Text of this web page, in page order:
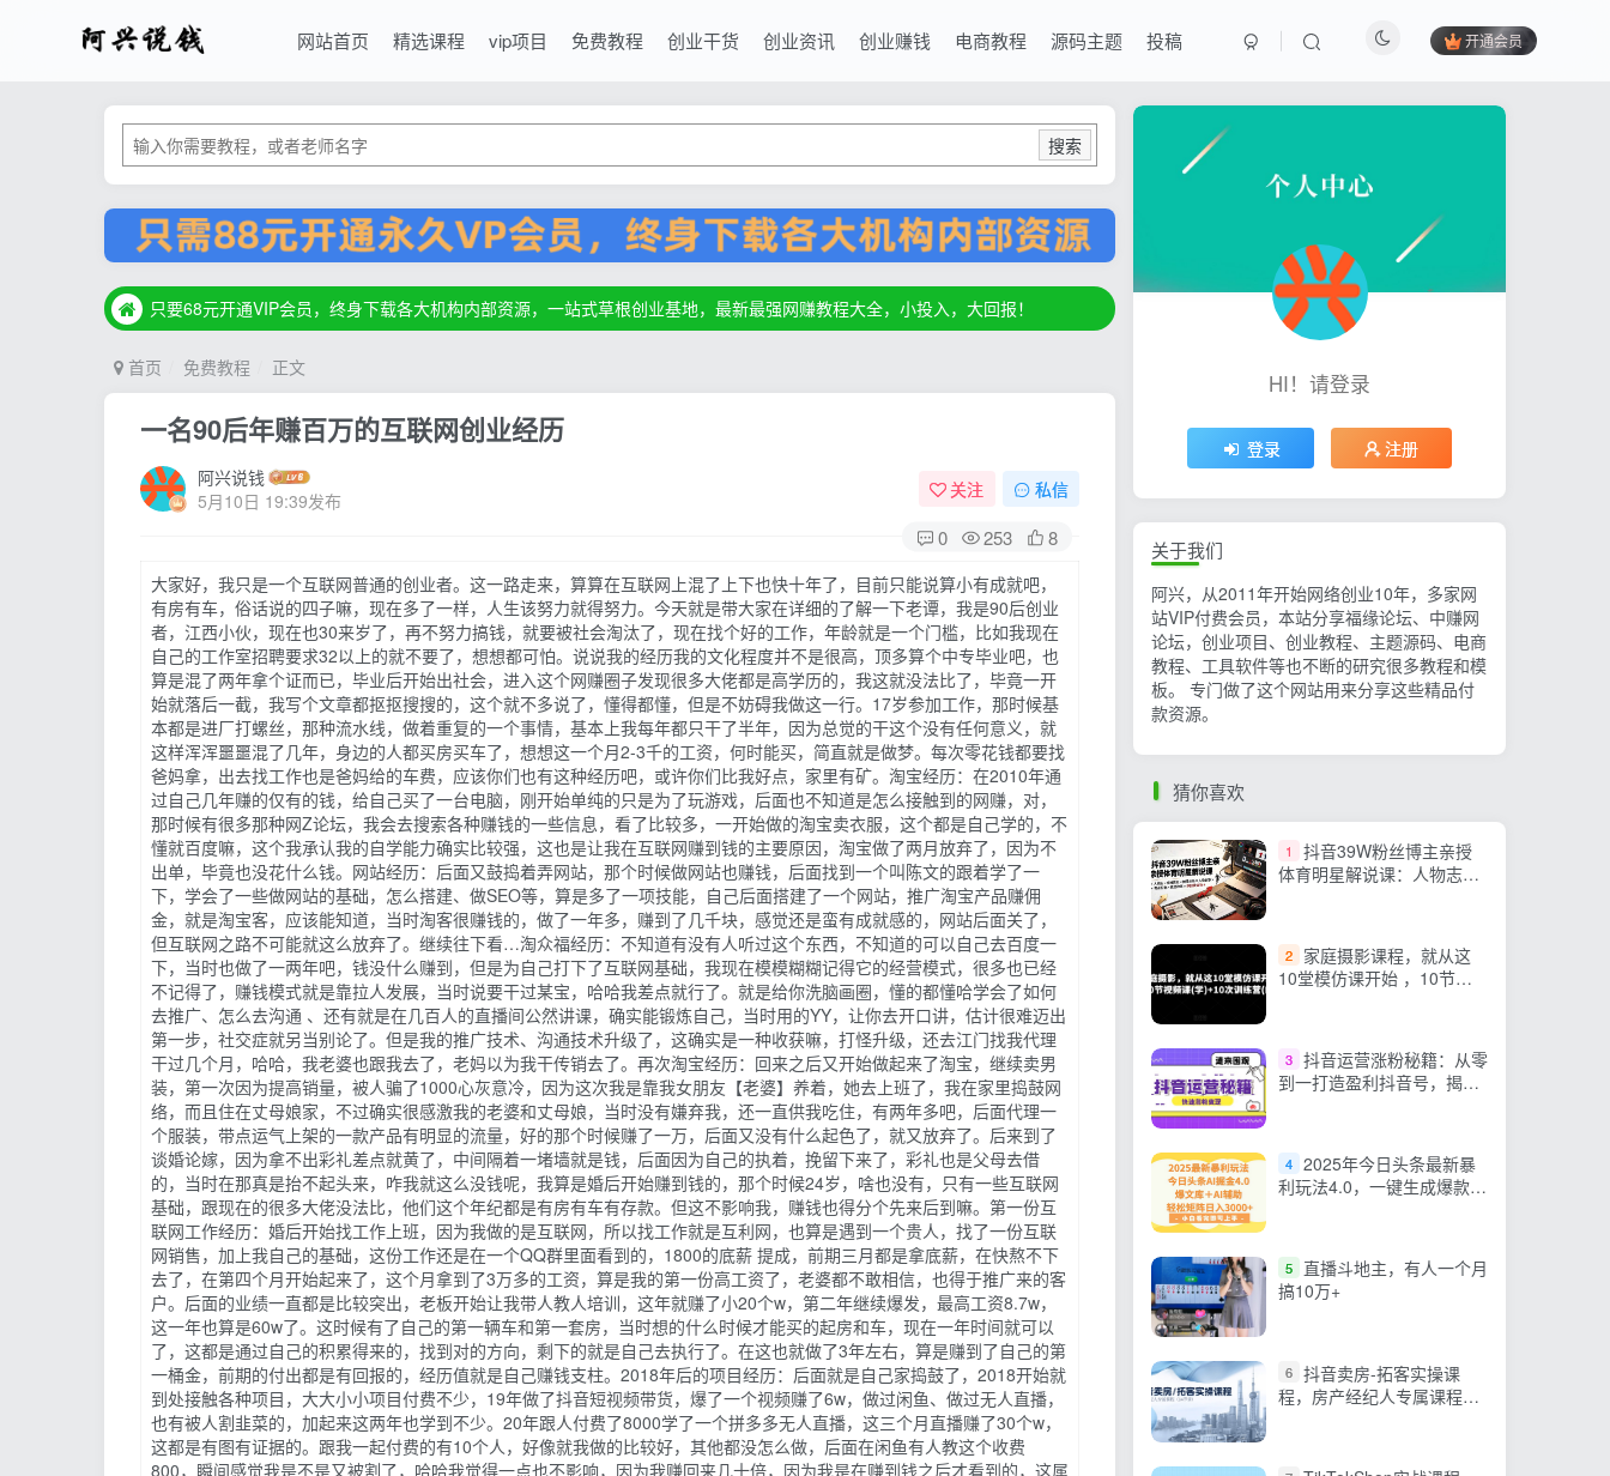
网站首页 精选课程 vip项目 免费教程 创业干货 创业资讯 创业赚钱 电商教程 源码主题 投稿 开通会员
搜索
只要68元开通VIP会员，终身下载各大机构内部资源，一站式草根创业基地，最新最强网赚教程大全，小投入，大回报！
只要68元开通VIP会员，终身下载各大机构内部资源，一站式草根创业基地，最新最强网赚教程大全，小投入，大回报！
只要68元开通VIP会员，终身下载各大机构内部资源，一站式草根创业基地，最新最强网赚教程大全，小投入，大回报！
首页 免费教程 正文
一名90后年赚百万的互联网创业经历
阿兴说钱
5月10日 19:39发布
关注 私信
0 253 8
大家好，我只是一个互联网普通的创业者。这一路走来，算算在互联网上混了上下也快十年了，目前只能说算小有成就吧，
有房有车，俗话说的四子嘛，现在多了一样，人生该努力就得努力。今天就是带大家在详细的了解一下老谭，我是90后创业
者，江西小伙，现在也30来岁了，再不努力搞钱，就要被社会淘汰了，现在找个好的工作，年龄就是一个门槛，比如我现在
自己的工作室招聘要求32以上的就不要了，想想都可怕。说说我的经历我的文化程度并不是很高，顶多算个中专毕业吧，也
算是混了两年拿个证而已，毕业后开始出社会，进入这个网赚圈子发现很多大佬都是高学历的，我这就没法比了，毕竟一开
始就落后一截，我写个文章都抠抠搜搜的，这个就不多说了，懂得都懂，但是不妨碍我做这一行。17岁参加工作，那时候基
本都是进厂打螺丝，那种流水线，做着重复的一个事情，基本上我每年都只干了半年，因为总觉的干这个没有任何意义，就
这样浑浑噩噩混了几年，身边的人都买房买车了，想想这一个月2-3千的工资，何时能买，简直就是做梦。每次零花钱都要找
爸妈拿，出去找工作也是爸妈给的车费，应该你们也有这种经历吧，或许你们比我好点，家里有矿。淘宝经历：在2010年通
过自己几年赚的仅有的钱，给自己买了一台电脑，刚开始单纯的只是为了玩游戏，后面也不知道是怎么接触到的网赚，对，
那时候有很多那种网Z论坛，我会去搜索各种赚钱的一些信息，看了比较多，一开始做的淘宝卖衣服，这个都是自己学的，不
懂就百度嘛，这个我承认我的自学能力确实比较强，这也是让我在互联网赚到钱的主要原因，淘宝做了两月放弃了，因为不
出单，毕竟也没花什么钱。网站经历：后面又鼓捣着弄网站，那个时候做网站也赚钱，后面找到一个叫陈文的跟着学了一
下，学会了一些做网站的基础，怎么搭建、做SEO等，算是多了一项技能，自己后面搭建了一个网站，推广淘宝产品赚佣
金，就是淘宝客，应该能知道，当时淘客很赚钱的，做了一年多，赚到了几千块，感觉还是蛮有成就感的，网站后面关了，
但互联网之路不可能就这么放弃了。继续往下看…淘众福经历：不知道有没有人听过这个东西，不知道的可以自己去百度一
下，当时也做了一两年吧，钱没什么赚到，但是为自己打下了互联网基础，我现在模模糊糊记得它的经营模式，很多也已经
不记得了，赚钱模式就是靠拉人发展，当时说要干过某宝，哈哈我差点就行了。就是给你洗脑画圈，懂的都懂哈学会了如何
去推广、怎么去沟通 、还有就是在几百人的直播间公然讲课，确实能锻炼自己，当时用的YY，让你去开口讲，估计很难迈出
第一步，社交症就另当别论了。但是我的推广技术、沟通技术升级了，这确实是一种收获嘛，打怪升级，还去江门找我代理
干过几个月，哈哈，我老婆也跟我去了，老妈以为我干传销去了。再次淘宝经历：回来之后又开始做起来了淘宝，继续卖男
装，第一次因为提高销量，被人骗了1000心灰意冷，因为这次我是靠我女朋友【老婆】养着，她去上班了，我在家里捣鼓网
络，而且住在丈母娘家，不过确实很感激我的老婆和丈母娘，当时没有嫌弃我，还一直供我吃住，有两年多吧，后面代理一
个服装，带点运气上架的一款产品有明显的流量，好的那个时候赚了一万，后面又没有什么起色了，就又放弃了。后来到了
谈婚论嫁，因为拿不出彩礼差点就黄了，中间隔着一堵墙就是钱，后面因为自己的执着，挽留下来了，彩礼也是父母去借
的，当时在那真是抬不起头来，咋我就这么没钱呢，我算是婚后开始赚到钱的，那个时候24岁，啥也没有，只有一些互联网
基础，跟现在的很多大佬没法比，他们这个年纪都是有房有车有存款。但这不影响我，赚钱也得分个先来后到嘛。第一份互
联网工作经历：婚后开始找工作上班，因为我做的是互联网，所以找工作就是互利网，也算是遇到一个贵人，找了一份互联
网销售，加上我自己的基础，这份工作还是在一个QQ群里面看到的，1800的底薪 提成，前期三月都是拿底薪，在快熬不下
去了，在第四个月开始起来了，这个月拿到了3万多的工资，算是我的第一份高工资了，老婆都不敢相信，也得于推广来的客
户。后面的业绩一直都是比较突出，老板开始让我带人教人培训，这年就赚了小20个w，第二年继续爆发，最高工资8.7w，
这一年也算是60w了。这时候有了自己的第一辆车和第一套房，当时想的什么时候才能买的起房和车，现在一年时间就可以
了，这都是通过自己的积累得来的，找到对的方向，剩下的就是自己去执行了。在这也就做了3年左右，算是赚到了自己的第
一桶金，前期的付出都是有回报的，经历值就是自己赚钱支柱。2018年后的项目经历：后面就是自己家捣鼓了，2018开始就
到处接触各种项目，大大小小项目付费不少，19年做了抖音短视频带货，爆了一个视频赚了6w，做过闲鱼、做过无人直播，
也有被人割韭菜的，加起来这两年也学到不少。20年跟人付费了8000学了一个拼多多无人直播，这三个月直播赚了30个w，
这都是有图有证据的。跟我一起付费的有10个人，好像就我做的比较好，其他都没怎么做，后面在闲鱼有人教这个收费
800，瞬间感觉我是不是又被割了，哈哈我觉得一点也不影响，因为我赚回来几十倍，因为我是在赚到钱之后才看到的，这属
HI！请登录
登录 注册
关于我们
阿兴，从2011年开始网络创业10年，多家网
站VIP付费会员，本站分享福缘论坛、中赚网
论坛，创业项目、创业教程、主题源码、电商
教程、工具软件等也不断的研究很多教程和模
板。 专门做了这个网站用来分享这些精品付
款资源。
猜你喜欢
1
抖音39W粉丝博主亲授
体育明星解说课：人物志×
日收益1k+
2
家庭摄影课程，就从这
10堂模仿课开始 ，10节视
3 抖音运营涨粉秘籍：从零
到一打造盈利抖音号，揭秘
4 2025年今日头条最新暴
利玩法4.0，一键生成爆款，
5
直播斗地主，有人一个月
搞10万+
6 抖音卖房-拓客实操课
程，房产经纪人专属课程